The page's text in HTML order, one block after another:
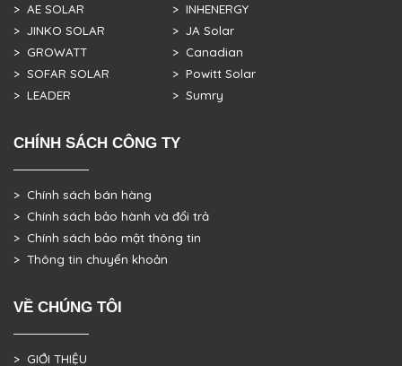
> AE SOLAR
> JINKO SOLAR
> GROWATT
> SOFAR SOLAR
> LEADER
> INHENERGY
> JA Solar
> Canadian
> Powitt Solar
> Sumry
CHÍNH SÁCH CÔNG TY
> Chính sách bán hàng
> Chính sách bảo hành và đổi trả
> Chính sách bảo mật thông tin
> Thông tin chuyển khoản
VỀ CHÚNG TÔI
> GIỚI THIỆU